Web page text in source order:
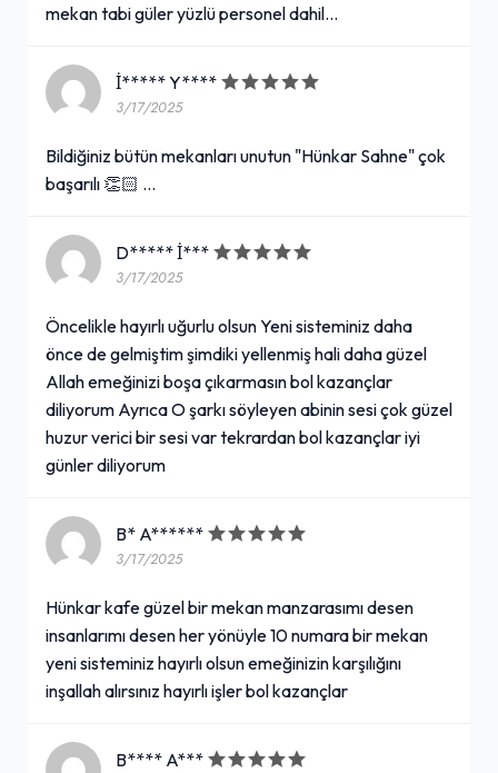
mekan tabi güler yüzlü personel dahil...
İ***** Y****
3/17/2025
Bildiğiniz bütün mekanları unutun "Hünkar Sahne" çok
başarılı 👏🏻 …
D***** İ***
3/17/2025
Öncelikle hayırlı uğurlu olsun Yeni sisteminiz daha
önce de gelmiştim şimdiki yellenmiş hali daha güzel
Allah emeğinizi boşa çıkarmasın bol kazançlar
diliyorum Ayrıca O şarkı söyleyen abinin sesi çok güzel
huzur verici bir sesi var tekrardan bol kazançlar iyi
günler diliyorum
B* A******
3/17/2025
Hünkar kafe güzel bir mekan manzarasımı desen
insanlarımı desen her yönüyle 10 numara bir mekan
yeni sisteminiz hayırlı olsun emeğinizin karşılığını
inşallah alırsınız hayırlı işler bol kazançlar
B**** A***